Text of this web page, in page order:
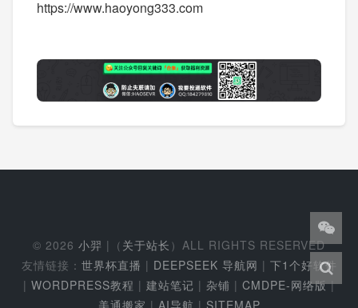
https://www.haoyong333.com
© 2026 小羿 |（ 关于站长 ）ALL RIGHTS RESERVED
友情链接： 世界杯直播 | DEEPSEEK 导航网 | 下1个好软件
| WORDPRESS教程 | 建站笔记 | 杂铺 | CMDPE-网络版|